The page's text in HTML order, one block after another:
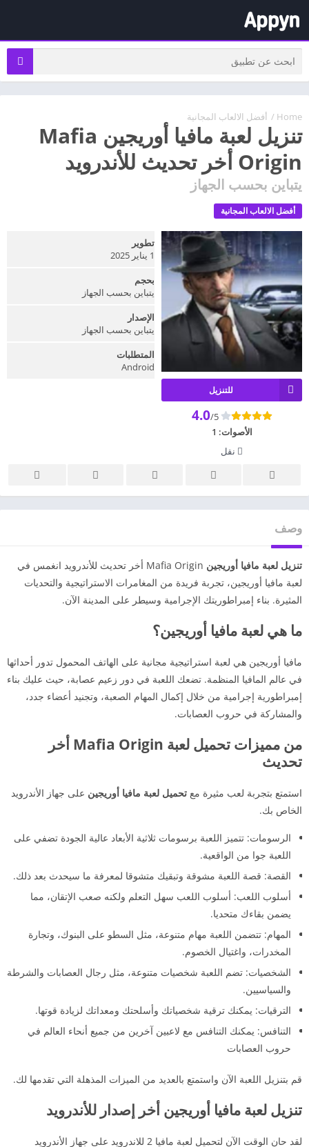
Home
/ أفضل الالعاب المجانية
تنزيل لعبة مافيا أوريجين Mafia
Origin أخر تحديث للأندرويد
يتباين بحسب الجهاز
أفضل الالعاب المجانية
للتنزيل
4.0/5
الأصوات: 1
نقل
تطوير
1 يناير 2025
بحجم
يتباين بحسب الجهاز
الإصدار
يتباين بحسب الجهاز
المتطلبات
Android
وصف
تنزيل لعبة مافيا أوريجين
Mafia Origin أخر تحديث للأندرويد انغمس في
لعبة مافيا أوريجين، تجربة فريدة من المغامرات الاستراتيجية والتحديات
المثيرة. بناء إمبراطوريتك الإجرامية وسيطر على المدينة الآن.
ما هي لعبة مافيا أوريجين؟
مافيا أوريجين هي لعبة استراتيجية مجانية على الهاتف المحمول تدور أحداثها
في عالم المافيا المنظمة. تضعك اللعبة في دور زعيم عصابة، حيث عليك بناء
إمبراطورية إجرامية من خلال إكمال المهام الصعبة، وتجنيد أعضاء جدد،
والمشاركة في حروب العصابات.
من مميزات تحميل لعبة Mafia Origin أخر
تحديث
استمتع بتجربة لعب مثيرة مع تحميل لعبة مافيا أوريجين على جهاز الأندرويد
الخاص بك.
الرسومات: تتميز اللعبة برسومات ثلاثية الأبعاد عالية الجودة تضفي على
اللعبة جوا من الواقعية.
القصة: قصة اللعبة مشوقة وتبقيك متشوقا لمعرفة ما سيحدث بعد ذلك.
أسلوب اللعب: أسلوب اللعب سهل التعلم ولكنه صعب الإتقان، مما
يضمن بقاءك متحديا.
المهام: تتضمن اللعبة مهام متنوعة، مثل السطو على البنوك، وتجارة
المخدرات، واغتيال الخصوم.
الشخصيات: تضم اللعبة شخصيات متنوعة، مثل رجال العصابات والشرطة
والسياسيين.
الترقيات: يمكنك ترقية شخصياتك وأسلحتك ومعداتك لزيادة قوتها.
التنافس: يمكنك التنافس مع لاعبين آخرين من جميع أنحاء العالم في
حروب العصابات
قم بتنزيل اللعبة الآن واستمتع بالعديد من الميزات المذهلة التي تقدمها لك.
تنزيل لعبة مافيا أوريجين أخر إصدار للأندرويد
لقد حان الوقت الآن لتحميل لعبة مافيا 2 للاندرويد على جهاز الأندرويد